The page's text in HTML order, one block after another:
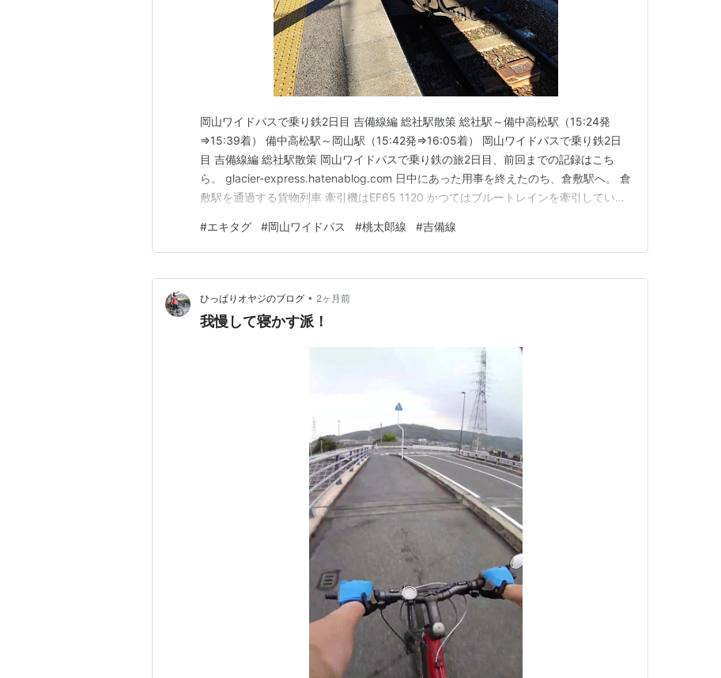
岡山ワイドパスで乗り鉄2日目 吉備線編 総社駅散策 総社駅～備中高松駅（15:24発
⇒15:39着） 備中高松駅～岡山駅（15:42発⇒16:05着） 岡山ワイドパスで乗り鉄2日
目 吉備線編 総社駅散策 岡山ワイドパスで乗り鉄の旅2日目、前回までの記録はこち
ら。 glacier-express.hatenablog.com 日中にあった用事を終えたのち、倉敷駅へ。 倉
敷駅を通過する貨物列車 牽引機はEF65 1120 かつてはブルートレインを牽引していた
らは伯備線に乗り、総社駅へ向かいました。総社駅に到着後、…
#エキタグ #岡山ワイドパス #桃太郎線 #吉備線
ひっぱりオヤジのブログ • 2ヶ月前
我慢して寝かす派！